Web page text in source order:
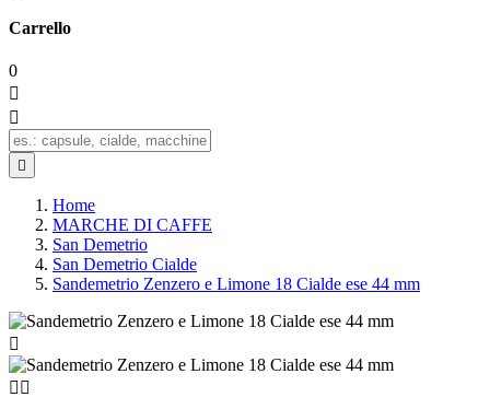
Carrello
0



Home
MARCHE DI CAFFE
San Demetrio
San Demetrio Cialde
Sandemetrio Zenzero e Limone 18 Cialde ese 44 mm

 